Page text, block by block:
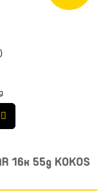
16x 55g KOKOS